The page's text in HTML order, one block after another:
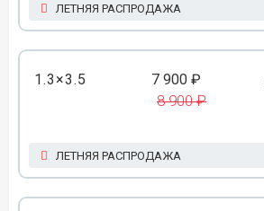
ЛЕТНЯЯ РАСПРОДАЖА
1.3×3.5 7 900 ₽
8 900 ₽
ЛЕТНЯЯ РАСПРОДАЖА